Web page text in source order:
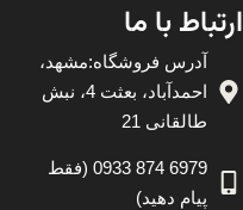
ارتباط با ما
آدرس فروشگاه:مشهد،
احمدآباد، بعثت 4، نبش
طالقانی 21
6979 874 0933 (فقط
پیام دهید)